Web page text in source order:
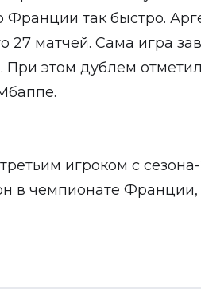
Франции так быстро.
27 матчей. Сама игра
При этом дублем
игроком с
в чемпионате